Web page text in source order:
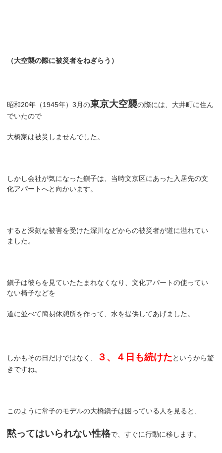
（大空襲の際に被災者をねぎらう）
昭和20年（1945年）3月の東京大空襲の際には、大井町に住ん
でいたので
大橋家は被災しませんでした。
しかし会社が気になった鎭子は、当時文京区にあった入居先の文
化アパートへと向かいます。
すると深刻な被害を受けた深川などからの被災者が道に溢れてい
ました。
鎭子は彼らを見ていたたまれなくなり、文化アパートの使ってい
ない椅子などを
道に並べて簡易休憩所を作って、水を提供してあげました。
しかもその日だけではなく、 ３、４日も続けたというから驚
きですね。
このように常子のモデルの大橋鎭子は困っている人を見ると、
黙ってはいられない性格で、すぐに行動に移します。